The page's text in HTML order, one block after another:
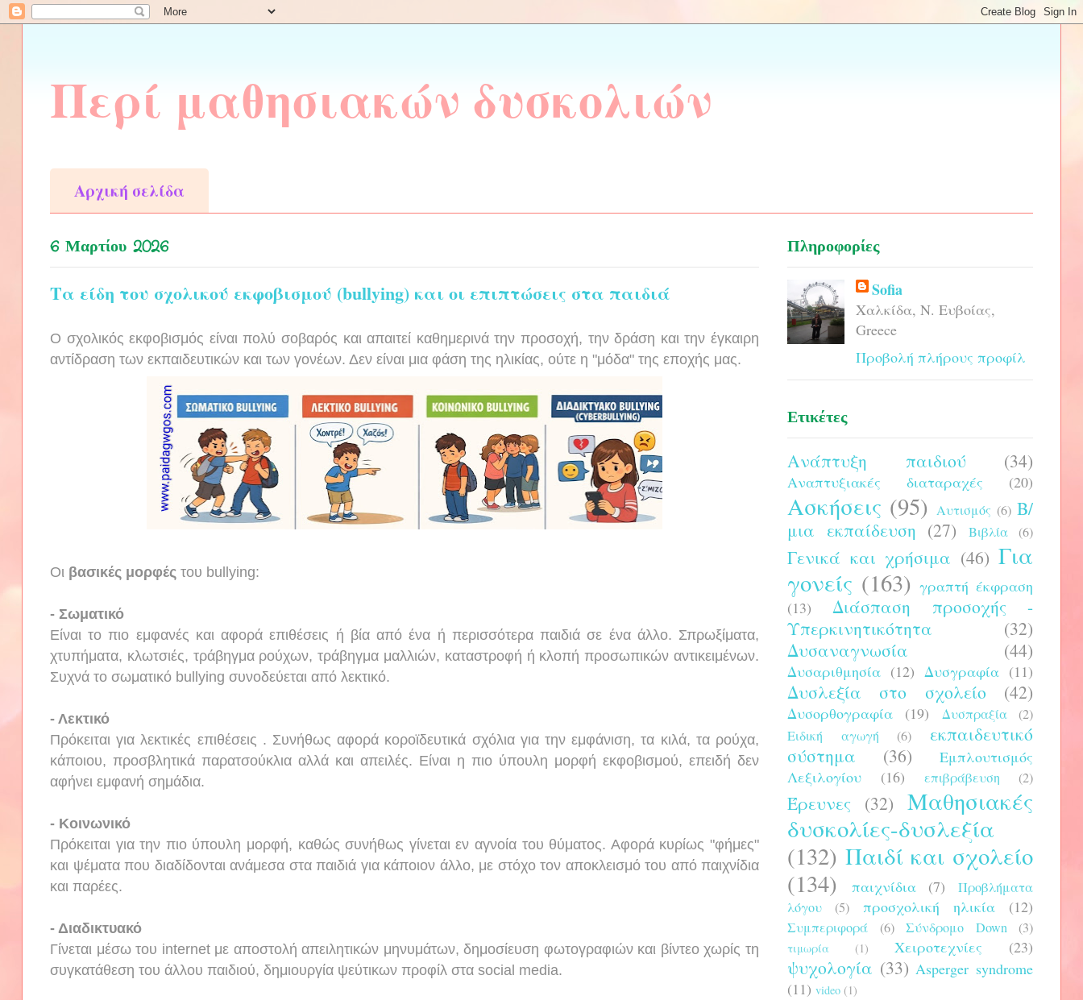
Περί μαθησιακών δυσκολιών
Αρχική σελίδα
6 Μαρτίου 2026
Τα είδη του σχολικού εκφοβισμού (bullying) και οι επιπτώσεις στα παιδιά
Ο σχολικός εκφοβισμός είναι πολύ σοβαρός και απαιτεί καθημερινά την προσοχή, την δράση και την έγκαιρη
αντίδραση των εκπαιδευτικών και των γονέων. Δεν είναι μια φάση της ηλικίας, ούτε η "μόδα" της εποχής μας.
Οι βασικές μορφές του bullying:
- Σωματικό
Είναι το πιο εμφανές και αφορά επιθέσεις ή βία από ένα ή περισσότερα παιδιά σε ένα άλλο. Σπρωξίματα,
χτυπήματα, κλωτσιές, τράβηγμα ρούχων, τράβηγμα μαλλιών, καταστροφή ή κλοπή προσωπικών αντικειμένων.
Συχνά το σωματικό bullying συνοδεύεται από λεκτικό.
- Λεκτικό
Πρόκειται για λεκτικές επιθέσεις . Συνήθως αφορά κοροϊδευτικά σχόλια για την εμφάνιση, τα κιλά, τα ρούχα,
κάποιου, προσβλητικά παρατσούκλια αλλά και απειλές. Είναι η πιο ύπουλη μορφή εκφοβισμού, επειδή δεν
αφήνει εμφανή σημάδια.
- Κοινωνικό
Πρόκειται για την πιο ύπουλη μορφή, καθώς συνήθως γίνεται εν αγνοία του θύματος. Αφορά κυρίως "φήμες"
και ψέματα που διαδίδονται ανάμεσα στα παιδιά για κάποιον άλλο, με στόχο τον αποκλεισμό του από παιχνίδια
και παρέες.
- Διαδικτυακό
Γίνεται μέσω του internet με αποστολή απειλητικών μηνυμάτων, δημοσίευση φωτογραφιών και βίντεο χωρίς τη
συγκατάθεση του άλλου παιδιού, δημιουργία ψεύτικων προφίλ στα social media.
Πληροφορίες
Sofia
Χαλκίδα, Ν. Ευβοίας,
Greece
Προβολή πλήρους προφίλ
Ετικέτες
Ανάπτυξη παιδιού
(34)
Αναπτυξιακές διαταραχές (20)
Ασκήσεις (95) Αυτισμός (6) Β/
μια εκπαίδευση (27) Βιβλία (6)
Γενικά και χρήσιμα (46) Για
γονείς (163) γραπτή έκφραση
(13)
Διάσπαση προσοχής -
Υπερκινητικότητα
(32)
Δυσαναγνωσία
(44)
Δυσαριθμησία (12) Δυσγραφία (11)
Δυσλεξία στο σχολείο (42)
Δυσορθογραφία (19) Δυσπραξία
(2)
Ειδική αγωγή
(6)
εκπαιδευτικό
σύστημα
(36)
Εμπλουτισμός
Λεξιλογίου
(16) επιβράβευση (2)
Έρευνες (32)
Μαθησιακές
δυσκολίες-δυσλεξία
(132) Παιδί και σχολείο
(134)
παιχνίδια (7)
Προβλήματα
λόγου
(5) προσχολική ηλικία (12)
Συμπεριφορά (6) Σύνδρομο Down (3)
τιμωρία (1) Χειροτεχνίες (23)
ψυχολογία (33) Asperger syndrome
(11) video (1)